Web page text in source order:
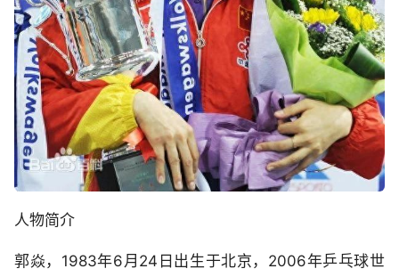
人物简介
郭焱，1983年6月24日出生于北京，2006年乒乓球世